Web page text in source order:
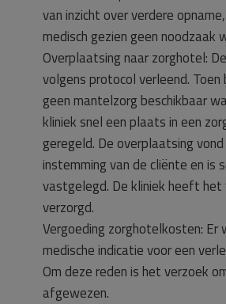
van inzicht over verdere
medisch gezien geen noodzaak
Overplaatsing naar zorghotel:
volgens protocol verleend.
geen mantelzorg beschikbaar
kliniek snel een plaats in een
geregeld. De overplaatsing
instemming van de cliënte en is
vastgelegd. De kliniek heeft het
verzorgd.
Vergoeding zorghotelkosten: Er
medische indicatie voor een
Om deze reden is het verzoek
afgewezen.